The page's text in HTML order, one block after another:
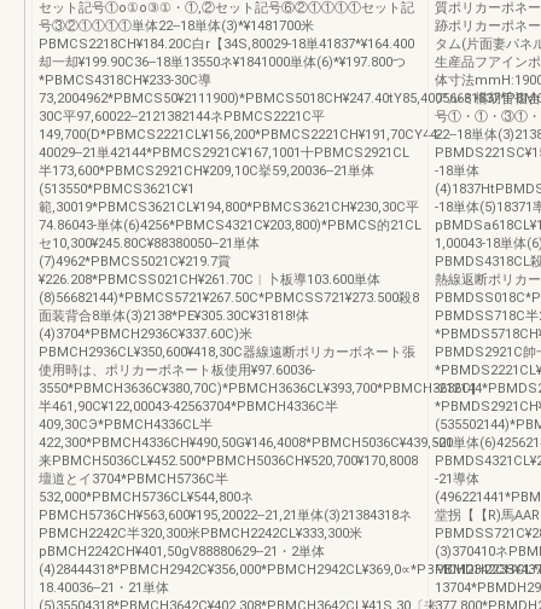
セット記号①o①o③①・①,②セット記号⑥②①①①①セット記
号③②①①①①単体22--18単体(3)*¥1481700米
PBMCS2218CH¥184.20C白r【34S,80029-18単41837*¥164.400
却一却¥199.90C36--18単13550ネ¥1841000単体(6)*¥197.800つ
*PBMCS4318CH¥233‐30C導
30C平97,60022--2121382144ネPBMCS2221C平
149,700(D*PBMCS2221CL¥156,200*PBMCS2221CH¥191,70CY44‐
40029--21単42144*PBMCS2921C¥167,1001十PBMCS2921CL
半173,600*PBMCS2921CH¥209,10C挙59,20036--21単体
(513550*PBMCS3621C¥1
範,30019*PBMCS3621CL¥194,800*PBMCS3621CH¥230,30C平
74.86043-単体(6)4256*PBMCS4321C¥203,800)*PBMCS的21CL
セ10,300¥245.80C¥88380050--21単体
(7)4962*PBMCS5021C¥219.7賞
¥226.208*PBMCSS021CH¥261.70C︱卜板導103.600単体
(8)56682144)*PBMCS5721¥267.50C*PBMCSS721¥273.500殺8
面装背合8単体(3)2138*PE¥305.30C¥31818!体
(4)3704*PBMCH2936C¥337.60C)米
PBMCH2936CL¥350,600¥418,30C器線遠断ポリカーボネート張
使用時は、ポリカーボネート板使用¥97.60036-
3550*PBMCH3636C¥380,70C)*PBMCH3636CL¥393,700*PBMCH3636C‖
半461,90C¥122,00043-42563704*PBMCH4336C半
409,30CЭ*PBMCH4336CL半
422,300*PBMCH4336CH¥490,50G¥146,4008*PBMCH5036C¥439,500
来PBMCH5036CL¥452.500*PBMCH5036CH¥520,700¥170,8008
壇道とイ3704*PBMCH5736C半
532,000*PBMCH5736CL¥544,800ネ
PBMCH5736CH¥563,600¥195,20022--21,21単体(3)21384318ネ
PBMCH2242C半320,300米PBMCH2242CL¥333,300米
pBMCH2242CH¥401,50gV88880629--21・2単体
18.40036--21・21単体
質ポリカーポネ
跡ポリカーポネ
タム(片面妻パネ
生産品フアイン
体寸法
アルミ構胡旨複
号①・①・③①・
22--18単体
-18単体
-18単体(5)18371
1,00043-18単体
PBMDS4318CL
熱線返断ポリカ
PBMDSS718C
PBMDS2921C帥
-
-21単体
-21導体
堂拐【【R)馬
(3)370410ネ